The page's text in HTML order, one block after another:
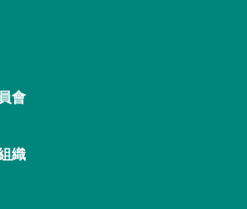
會
織